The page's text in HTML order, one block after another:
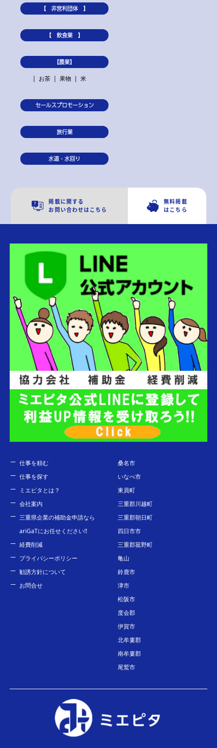
【 非営利団体 】
【 飲食業 】
【農業】
お茶
果物 米
セールスプロモーション
旅行業
水道・水回り
掲載に関する
お問い合わせはこちら
無料掲載
はこちら
仕事を頼む
仕事を探す
ミエピタとは？
会社案内
三重県企業の補助金申請なら
ariGaTにお任せください!!
経費削減
プライバシーポリシー
勧誘方針について
お問合せ
桑名市
いなべ市
東員町
三重郡川越町
三重郡朝日町
四日市市
三重郡菰野町
亀山
鈴鹿市
津市
松阪市
度会郡
伊賀市
北牟婁郡
南牟婁郡
尾鷲市